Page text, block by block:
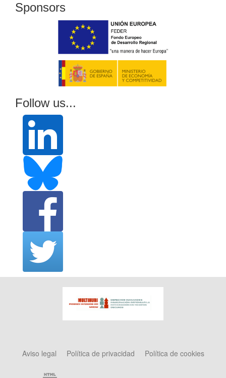
Sponsors
Follow us...
Aviso legal Política de privacidad Política de cookies